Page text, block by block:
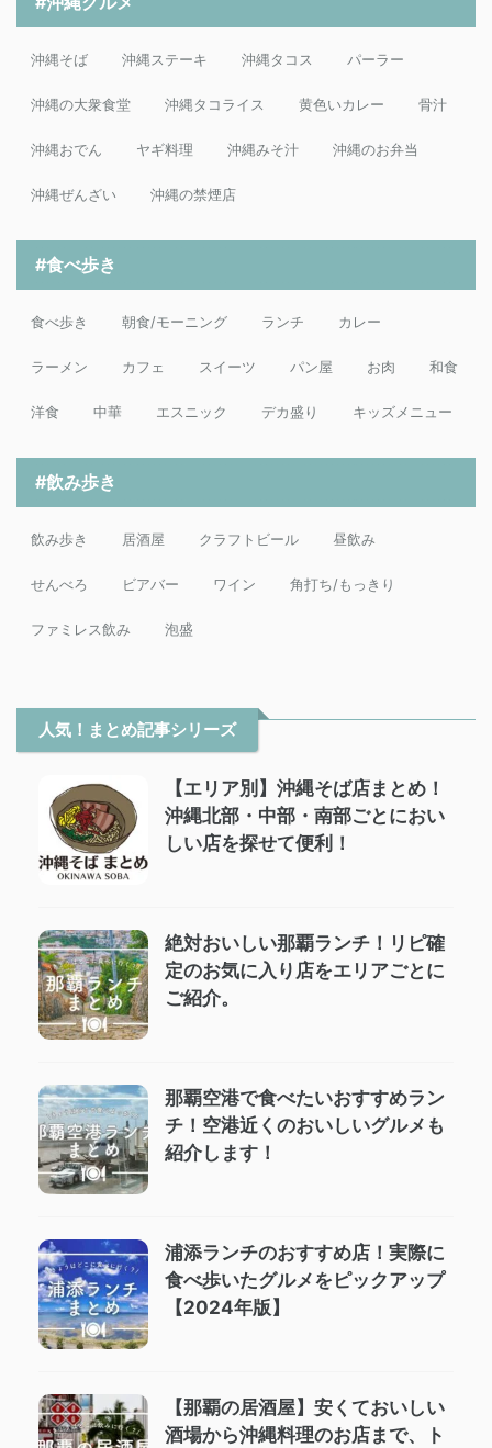
沖縄そば 沖縄ステーキ 沖縄タコス パーラー
沖縄の大衆食堂 沖縄タコライス 黄色いカレー 骨汁
沖縄おでん ヤギ料理 沖縄みそ汁 沖縄のお弁当
沖縄ぜんざい 沖縄の禁煙店
#食べ歩き
食べ歩き 朝食/モーニング ランチ カレー
ラーメン カフェ スイーツ パン屋 お肉 和食
洋食 中華 エスニック デカ盛り キッズメニュー
#飲み歩き
飲み歩き 居酒屋 クラフトビール 昼飲み
せんべろ ビアバー ワイン 角打ち/もっきり
ファミレス飲み 泡盛
人気！まとめ記事シリーズ
【エリア別】沖縄そば店まとめ！
沖縄北部・中部・南部ごとにおい
しい店を探せて便利！
絶対おいしい那覇ランチ！リピ確
定のお気に入り店をエリアごとに
ご紹介。
那覇空港で食べたいおすすめラン
チ！空港近くのおいしいグルメも
紹介します！
浦添ランチのおすすめ店！実際に
食べ歩いたグルメをピックアップ
【2024年版】
【那覇の居酒屋】安くておいしい
酒場から沖縄料理のお店まで、ト